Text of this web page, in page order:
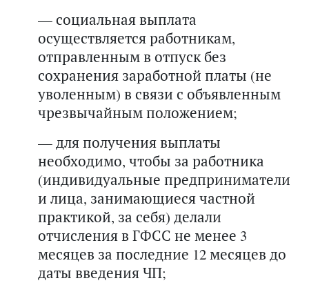
— социальная выплата
осуществляется работникам,
отправленным в отпуск без
сохранения заработной платы (не
уволенным) в связи с объявленным
чрезвычайным положением;
— для получения выплаты
необходимо, чтобы за работника
(индивидуальные предприниматели
и лица, занимающиеся частной
практикой, за себя) делали
отчисления в ГФСС не менее 3
месяцев за последние 12 месяцев до
даты введения ЧП;